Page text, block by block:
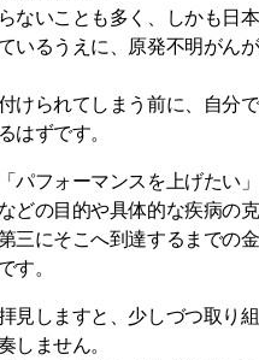
ないことも多く、しかも日
いるうえに、原発不明がん
けられてしまう前に、自分
はずです。
パフォーマンスを上げたい
どの目的や具体的な疾病の
三にそこへ到達するまでの
す。
見しますと、少しづつ取り
しません。